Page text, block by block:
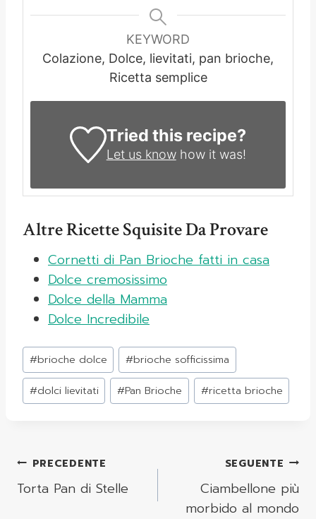
KEYWORD
Colazione, Dolce, lievitati, pan brioche,
Ricetta semplice
Tried this recipe?
Let us knowhow it was!
Altre Ricette Squisite Da Provare
Cornetti di Pan Brioche fatti in casa
Dolce cremosissimo
Dolce della Mamma
Dolce Incredibile
Tag
articolo:
#brioche dolce #brioche sofficissima
#dolci lievitati #Pan Brioche #ricetta brioche
Navigazione
Articoli
PRECEDENTE
Torta Pan di Stelle
SEGUENTE
Ciambellone più
morbido al mondo